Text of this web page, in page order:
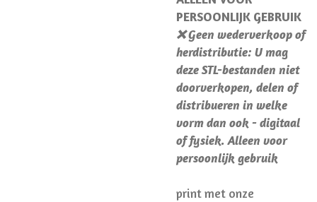
PERSOONLIJK GEBRUIK
❌ Geen wederverkoop of
herdistributie: U mag
deze STL-bestanden niet
doorverkopen, delen of
distribueren in welke
vorm dan ook - digitaal
of fysiek. Alleen voor
persoonlijk gebruik
print met onze